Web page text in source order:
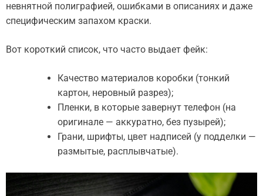
невнятной полиграфией, ошибками в описаниях и даже
специфическим запахом краски.
Вот короткий список, что часто выдает фейк:
Качество материалов коробки (тонкий
картон, неровный разрез);
Пленки, в которые завернут телефон (на
оригинале — аккуратно, без пузырей);
Грани, шрифты, цвет надписей (у подделки —
размытые, расплывчатые).